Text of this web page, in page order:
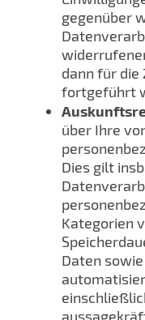
gegenüber
dann für
fortgeführt
über Ihre
Dies gilt
Kategorien
Daten